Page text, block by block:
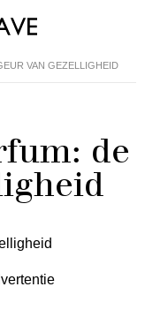
VAN GEZELLIGHEID
de